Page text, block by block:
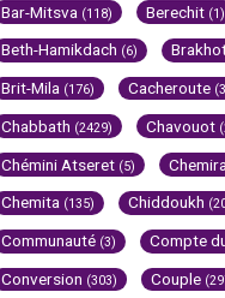
Bar-Mitsva (118) Berechit (1)
Beth-Hamikdach (6)
Brit-Mila (176) Cacheroute
Chabbath (2429) Chavouot
Chémini Atseret (5)
Chemita (135) Chiddoukh
Communauté (3) Compte
Conversion (303) Couple